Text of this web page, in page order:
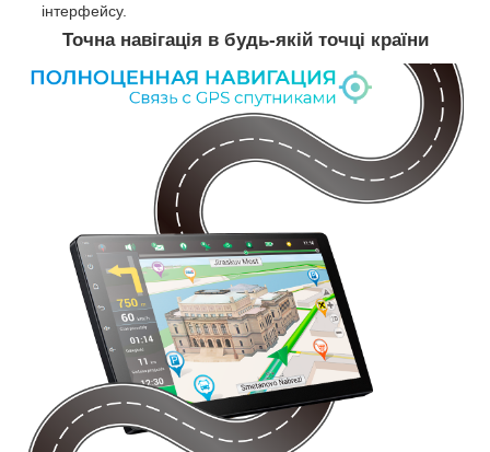
інтерфейсу.
Точна навігація в будь-якій точці країни